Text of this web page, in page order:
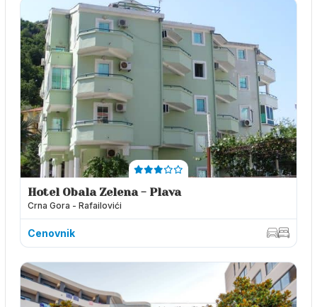
Hotel Obala Zelena - Plava
Crna Gora - Rafailovići
Cenovnik